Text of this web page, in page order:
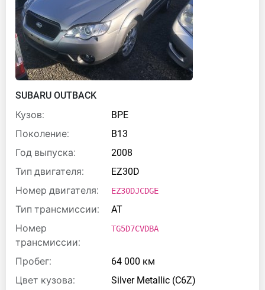
SUBARU OUTBACK
Кузов:
BPE
Поколение:
B13
Год выпуска:
2008
Тип двигателя:
EZ30D
Номер двигателя:
EZ30DJCDGE
Тип трансмиссии:
AT
Номер
трансмиссии:
TG5D7CVDBA
Пробег:
64 000 км
Цвет кузова:
Silver Metallic (C6Z)